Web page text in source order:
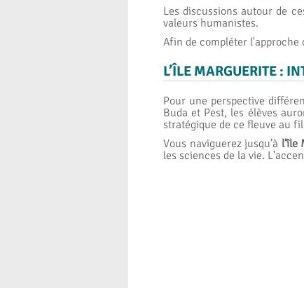
Les discussions autour de
valeurs humanistes.
Afin de compléter l'approche
L’ÎLE MARGUERITE :
Pour une perspective
Buda et Pest, les élèves
stratégique de ce fleuve au
Vous naviguerez jusqu’à l’île
les sciences de la vie.